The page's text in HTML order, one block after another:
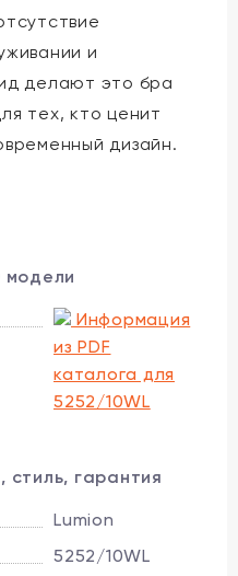
и
делают это бра
тех, кто ценит
дизайн.
модели
Информация
из PDF
каталога для
5252/10WL
стиль, гарантия
Lumion
5252/10WL